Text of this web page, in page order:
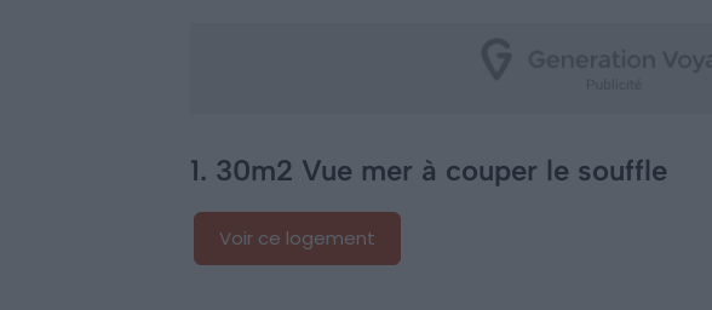
1. 30m2 Vue mer à couper le souffle
Voir ce logement